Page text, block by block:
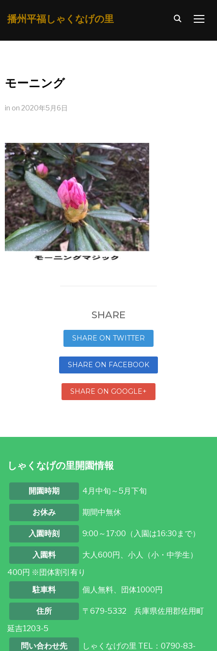
播州平福しゃくなげの里
モーニング
in on 2020年5月6日
SHARE
SHARE ON TWITTER
SHARE ON FACEBOOK
SHARE ON GOOGLE+
しゃくなげの里開園情報
開園時期 4月中旬～5月下旬
お休み 期間中無休
入園時刻 9:00～17:00（入園は16:30まで）
入園料
大人600円、小人（小・中学生）
400円 ※団体割引有り
駐車料
個人無料、団体1000円
住所
〒679-5332 兵庫県佐用郡佐用町
延吉1203-5
問い合わせ先
しゃくなげの里 TEL：0790-83-